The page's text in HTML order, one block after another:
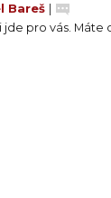
Bareš |
pro vás. Máte